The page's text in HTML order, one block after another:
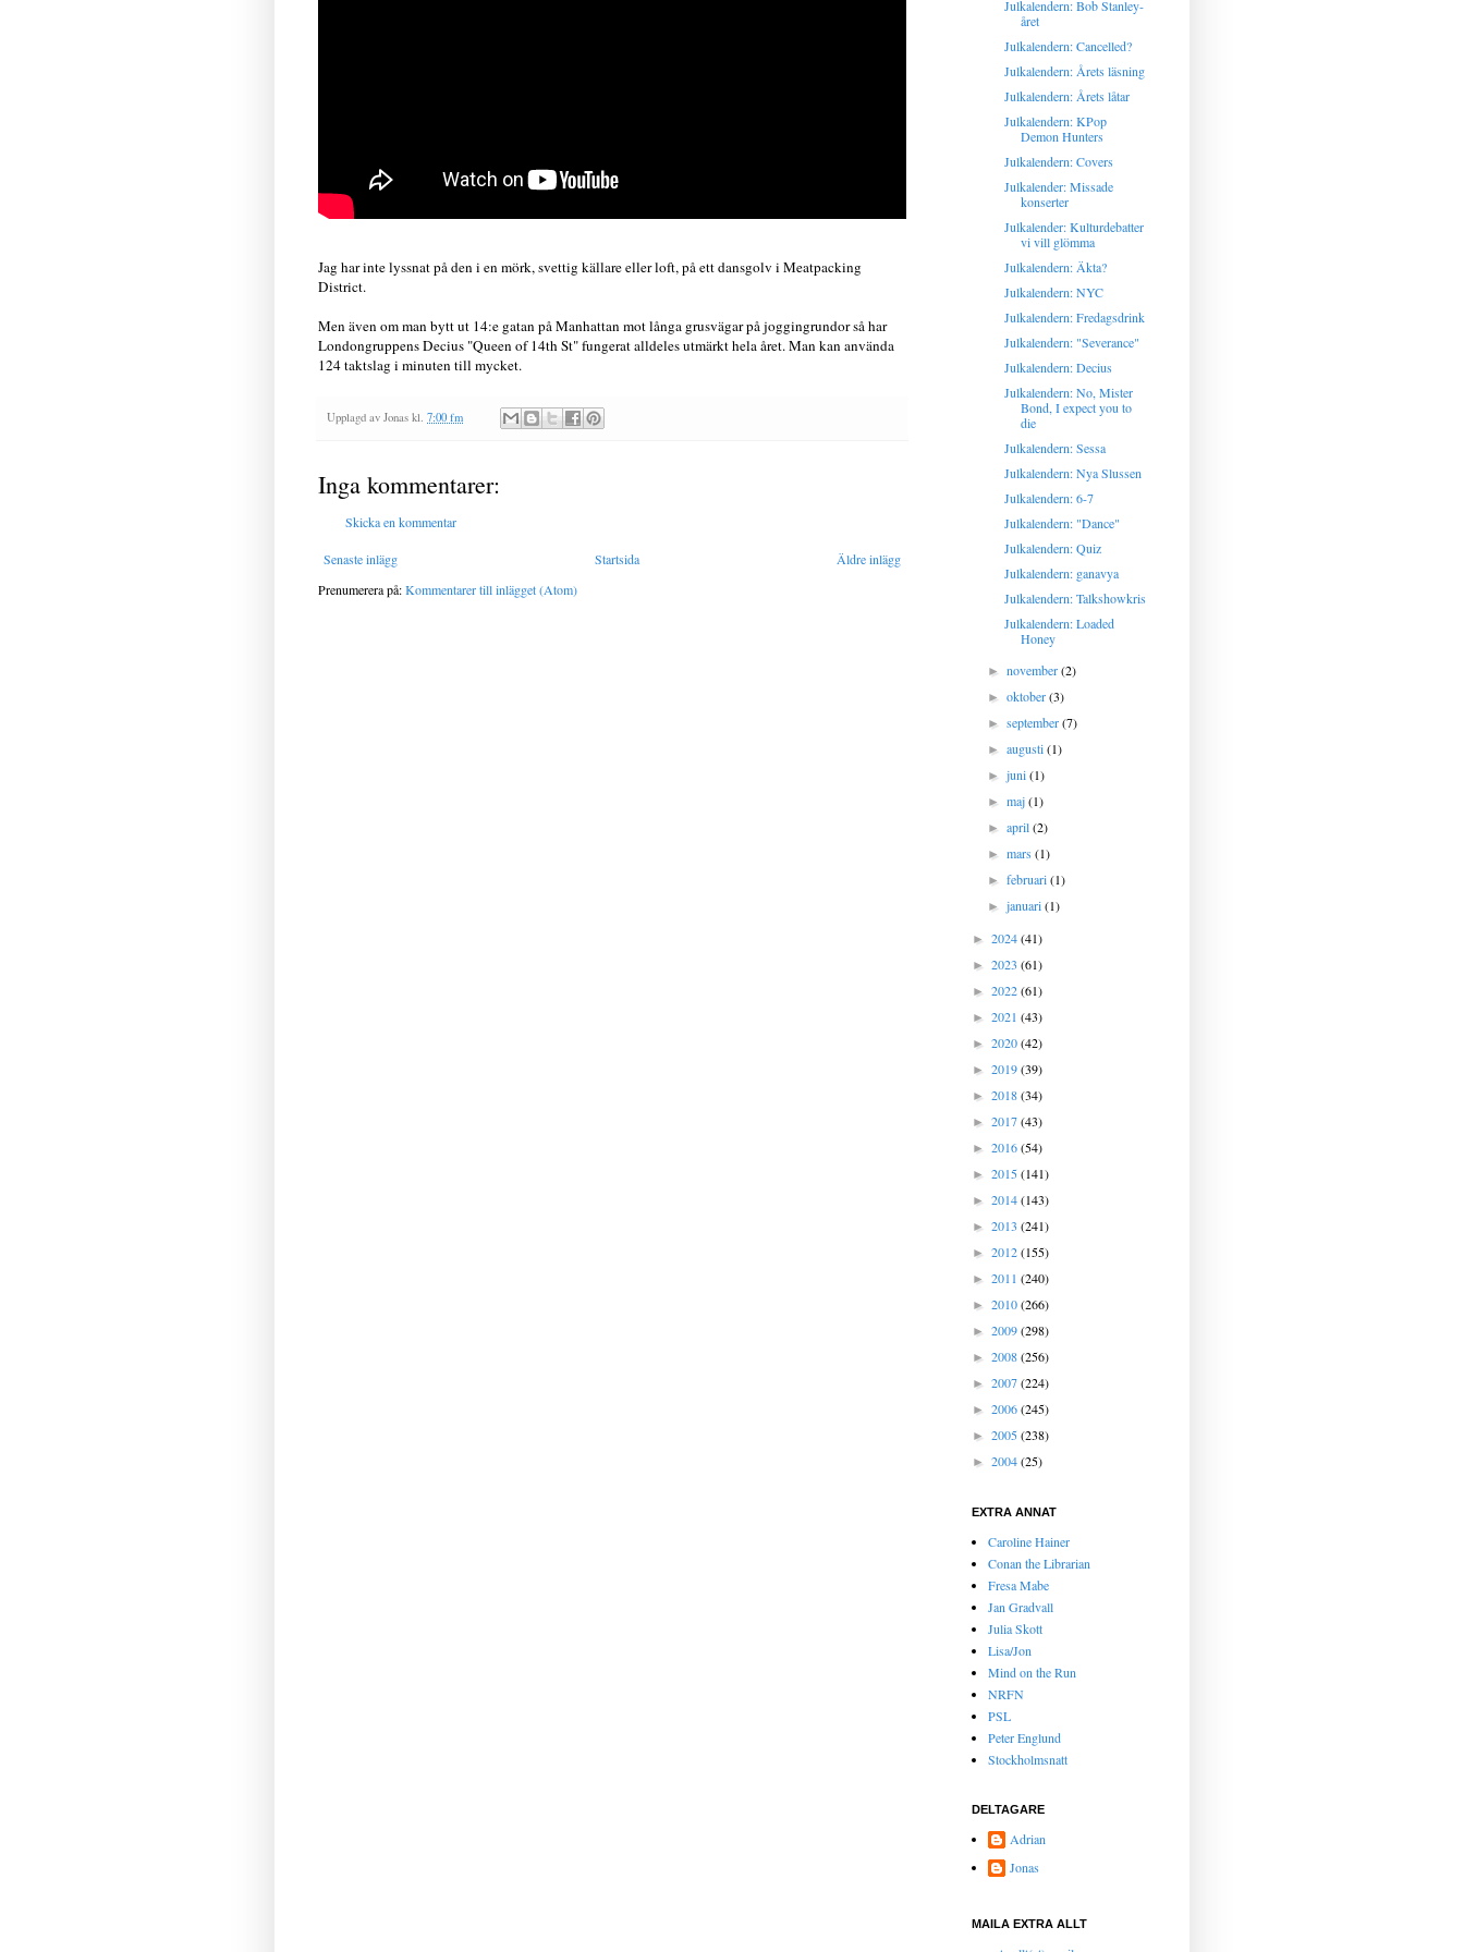
Jag har inte lyssnat på den i en mörk, svettig källare eller loft, på ett dansgolv i Meatpacking
District.
Men även om man bytt ut 14:e gatan på Manhattan mot långa grusvägar på joggingrundor så har
Londongruppens Decius "Queen of 14th St" fungerat alldeles utmärkt hela året. Man kan använda
124 taktslag i minuten till mycket.
Upplagd av Jonas kl. 7:00 fm
Inga kommentarer:
Skicka en kommentar
Senaste inlägg Äldre inlägg
Startsida
Prenumerera på:Kommentarer till inlägget (Atom)
Julkalendern: Bob Stanley-
året
Julkalendern: Cancelled?
Julkalendern: Årets läsning
Julkalendern: Årets låtar
Julkalendern: KPop
Demon Hunters
Julkalendern: Covers
Julkalender: Missade
konserter
Julkalender: Kulturdebatter
vi vill glömma
Julkalendern: Äkta?
Julkalendern: NYC
Julkalendern: Fredagsdrink
Julkalendern: "Severance"
Julkalendern: Decius
Julkalendern: No, Mister
Bond, I expect you to
die
Julkalendern: Sessa
Julkalendern: Nya Slussen
Julkalendern: 6-7
Julkalendern: "Dance"
Julkalendern: Quiz
Julkalendern: ganavya
Julkalendern: Talkshowkris
Julkalendern: Loaded
Honey
►november(2)
►oktober(3)
►september(7)
►augusti(1)
►juni(1)
►maj(1)
►april(2)
►mars(1)
►februari(1)
►januari(1)
► 2024(41)
► 2023 (61)
► 2022(61)
► 2021 (43)
► 2020(42)
► 2019(39)
► 2018(34)
► 2017(43)
► 2016(54)
► 2015(141)
► 2014(143)
► 2013 (241)
► 2012(155)
► 2011 (240)
► 2010(266)
► 2009(298)
► 2008(256)
► 2007(224)
► 2006(245)
► 2005(238)
► 2004(25)
EXTRA ANNAT
Caroline Hainer
Conan the Librarian
Fresa Mabe
Jan Gradvall
Julia Skott
Lisa/Jon
Mind on the Run
NRFN
PSL
Peter Englund
Stockholmsnatt
DELTAGARE
Adrian
Jonas
MAILA EXTRA ALLT